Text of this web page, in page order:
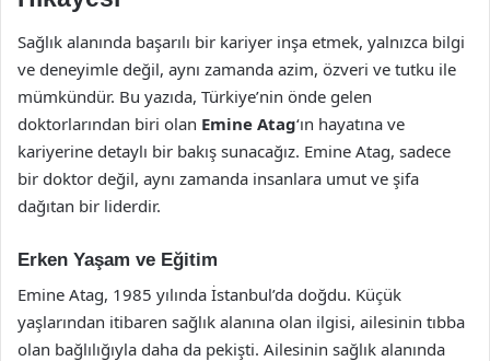
Sağlık alanında başarılı bir kariyer inşa etmek, yalnızca bilgi
ve deneyimle değil, aynı zamanda azim, özveri ve tutku ile
mümkündür. Bu yazıda, Türkiye’nin önde gelen
doktorlarından biri olan Emine Atag‘ın hayatına ve
kariyerine detaylı bir bakış sunacağız. Emine Atag, sadece
bir doktor değil, aynı zamanda insanlara umut ve şifa
dağıtan bir liderdir.
Erken Yaşam ve Eğitim
Emine Atag, 1985 yılında İstanbul’da doğdu. Küçük
yaşlarından itibaren sağlık alanına olan ilgisi, ailesinin tıbba
olan bağlılığıyla daha da pekişti. Ailesinin sağlık alanında